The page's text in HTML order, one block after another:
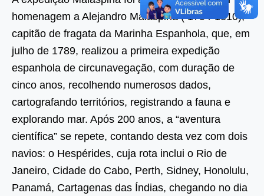
homenagem a Alejandro Malaspina ( 1754-1810),
capitão de fragata da Marinha Espanhola, que, em
julho de 1789, realizou a primeira expedição
espanhola de circunavegação, com duração de
cinco anos, recolhendo numerosos dados,
cartografando territórios, registrando a fauna e
explorando mar. Após 200 anos, a “aventura
científica” se repete, contando desta vez com dois
navios: o Hespérides, cuja rota inclui o Rio de
Janeiro, Cidade do Cabo, Perth, Sidney, Honolulu,
Panamá, Cartagenas das Índias, chegando no dia